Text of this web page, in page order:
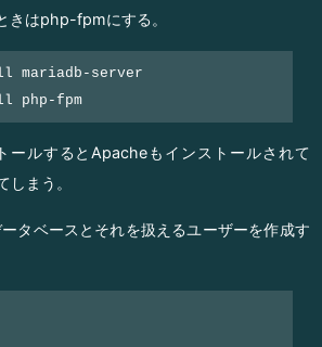
きはphp-fpmにする。
mariadb-server
php-fpm
ールするとApacheもインストールされて
まう。
タベースとそれを扱えるユーザーを作成す